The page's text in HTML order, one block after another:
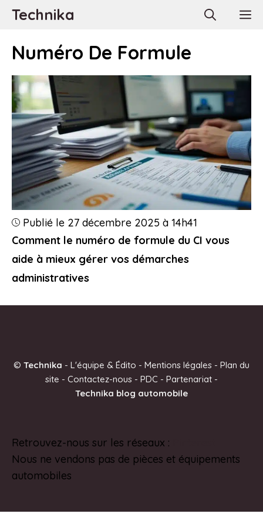
AllerTechnika
Numéro De Formule
Comment le numéro de formule du CI vous
aide à mieux gérer vos démarches
administratives
Publié le 27 décembre 2025 à 14h41
© Technika - L'équipe & Édito - Mentions légales - Plan du
site - Contactez-nous - PDC - Partenariat -
Technika blog automobile
Retrouvez-nous sur les réseaux :
Nous ne vendons pas de pièces et équipements
automobiles